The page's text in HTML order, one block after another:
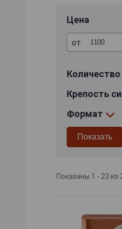
вкус.
premium
и
Утонченность
пятилетние
вместе для
и
и
Series
занимает семь
Цена
от
Количество
Крепость
Формат
Показаны 1 - 23 из